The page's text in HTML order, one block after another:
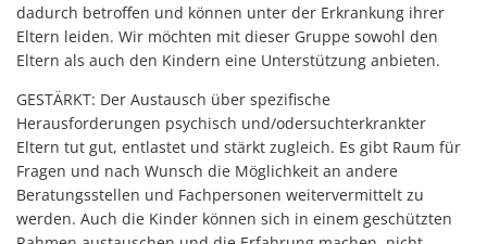
dadurch betroffen und können unter der Erkrankung ihrer
Eltern leiden. Wir möchten mit dieser Gruppe sowohl den
Eltern als auch den Kindern eine Unterstützung anbieten.
GESTÄRKT: Der Austausch über spezifische
Herausforderungen psychisch und/odersuchterkrankter
Eltern tut gut, entlastet und stärkt zugleich. Es gibt Raum für
Fragen und nach Wunsch die Möglichkeit an andere
Beratungsstellen und Fachpersonen weitervermittelt zu
werden. Auch die Kinder können sich in einem geschützten